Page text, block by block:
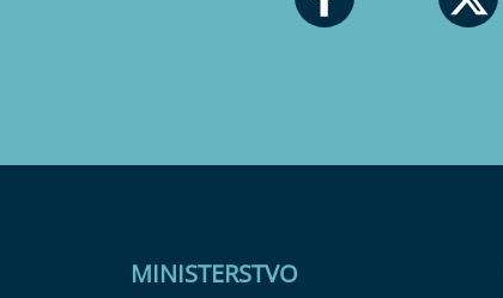
MINISTERSTVO